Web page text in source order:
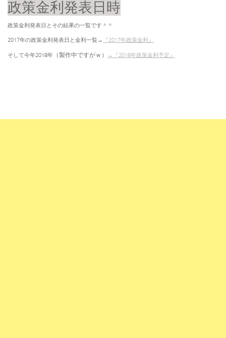
政策金利発表日時
政策金利発表日とその結果の一覧です＾＾
2017年の政策金利発表日と金利一覧→ 『2017年政策金利』
そして今年2018年 （製作中ですがｗ） →『2018年政策金利予定』